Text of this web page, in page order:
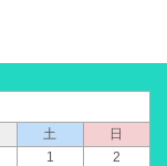
土
日
1
2